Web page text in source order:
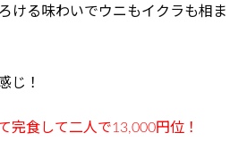
ける味わいでウニもイクラも相ま
じ！
完食して二人で13,000円位！